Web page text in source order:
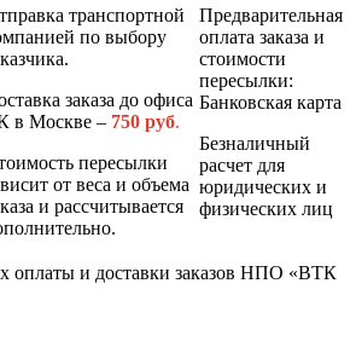
транспортной
по выбору
заказа до офиса
в Москве – 750 руб.
пересылки
от веса и объема
и рассчитывается
Предварительная
оплата заказа и
стоимости
пересылки:
Банковская карта
Безналичный
расчет для
юридических и
физических лиц
оплаты и доставки заказов НПО «ВТК